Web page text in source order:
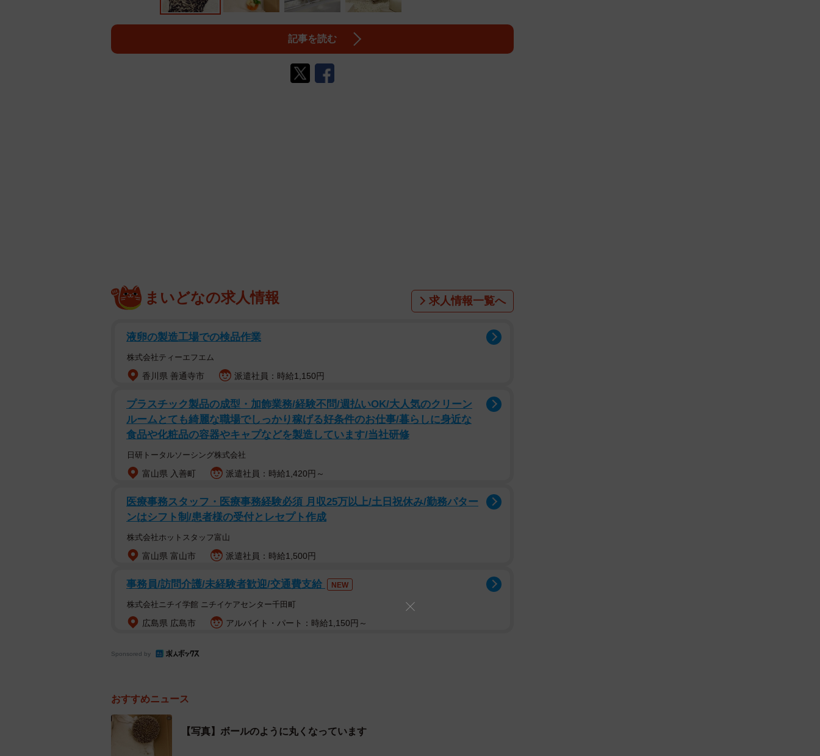
記事を読む
まいどなの求人情報 求人情報一覧へ
液卵の製造工場での検品作業
株式会社ティーエフエム
香川県 善通寺市 派遣社員：時給1,150円
プラスチック製品の成型・加飾業務/経験不問/週払いOK/大人気のクリーン
ルームとても綺麗な職場でしっかり稼げる好条件のお仕事/暮らしに身近な
食品や化粧品の容器やキャプなどを製造しています/当社研修
日研トータルソーシング株式会社
富山県 入善町 派遣社員：時給1,420円～
医療事務スタッフ・医療事務経験必須 月収25万以上/土日祝休み/勤務パター
ンはシフト制/患者様の受付とレセプト作成
株式会社ホットスタッフ富山
富山県 富山市 派遣社員：時給1,500円
事務員/訪問介護/未経験者歓迎/交通費支給 NEW
株式会社ニチイ学館 ニチイケアセンター千田町
広島県 広島市 アルバイト・パート：時給1,150円～
Sponsored by
おすすめニュース
【写真】ボールのように丸くなっています